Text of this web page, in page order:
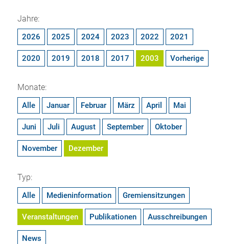
Jahre:
2026 2025 2024 2023 2022 2021
2020 2019 2018 2017 2003 Vorherige
Monate:
Alle Januar Februar März April Mai
Juni Juli August September Oktober
November Dezember
Typ:
Alle Medieninformation Gremiensitzungen
Veranstaltungen Publikationen Ausschreibungen
News